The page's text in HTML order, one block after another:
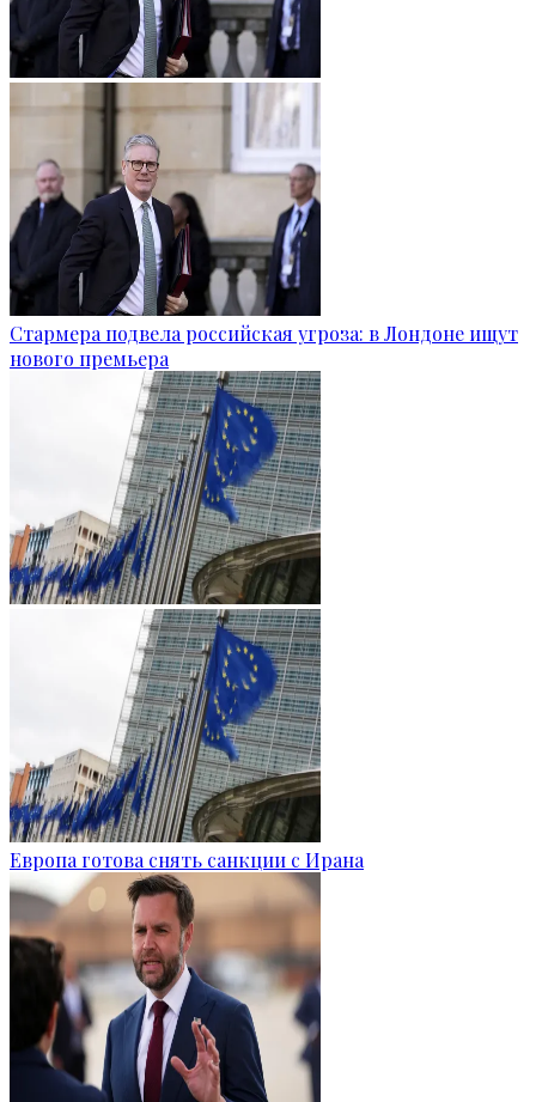
Стармера подвела российская угроза: в Лондоне ищут
нового премьера
Европа готова снять санкции с Ирана